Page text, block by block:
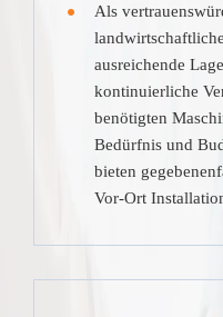
Als
ausreichende
kontinuierliche
benötigten
Bedürfnis und
bieten
Vor-Ort